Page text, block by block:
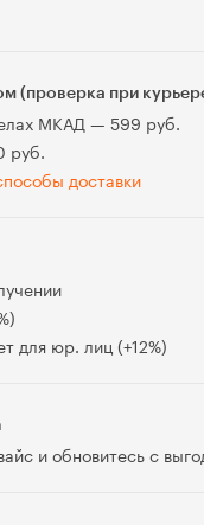
(проверка при
МКАД — 599 руб.
руб.
доставки
для юр. лиц (+12%)
и обновитесь с